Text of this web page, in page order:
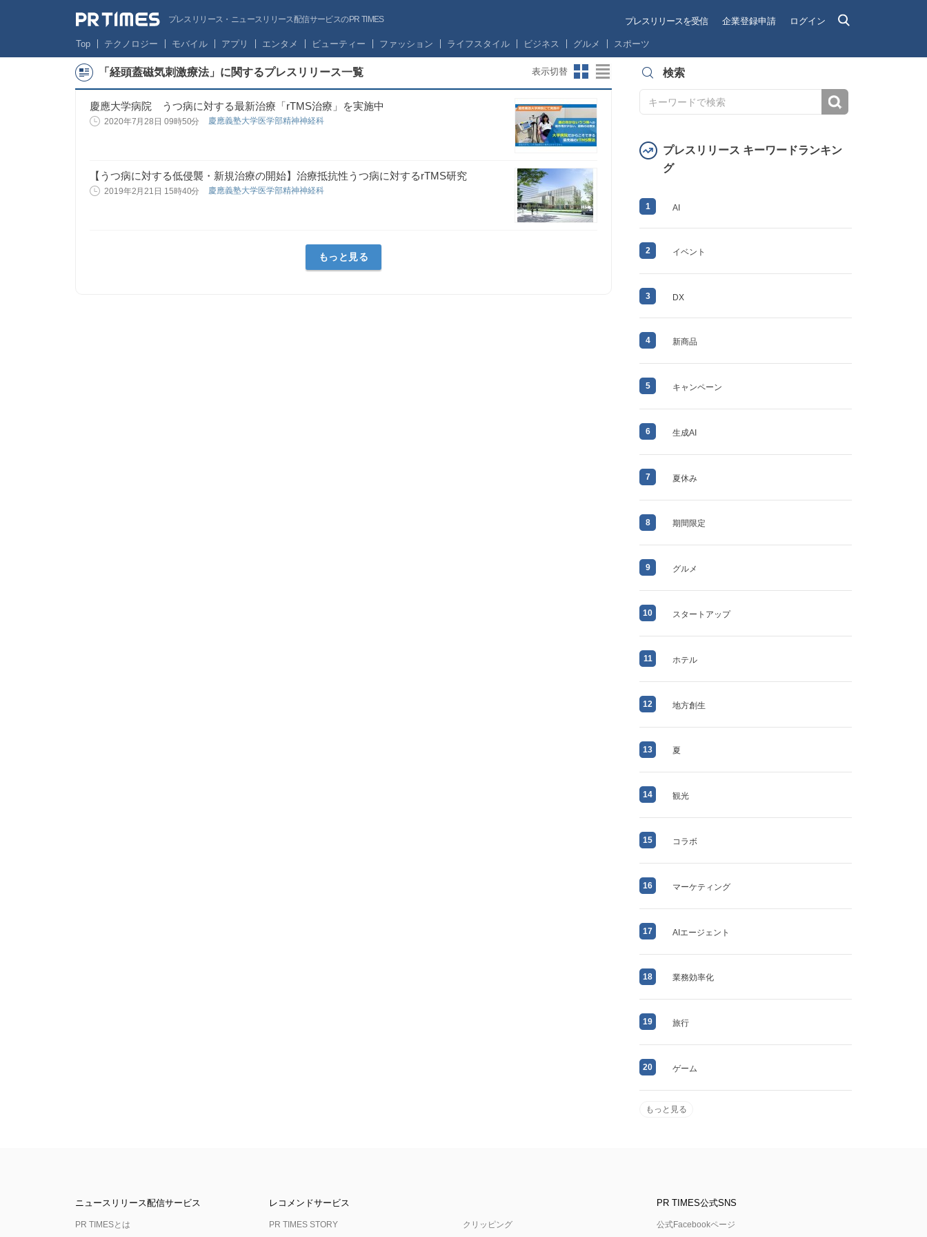
プレスリリース・ニュースリリース配信サービスのPR TIMES プレスリリースを受信 企業登録申請 ログイン
Top テクノロジー モバイル アプリ エンタメ ビューティー ファッション ライフスタイル ビジネス グルメ スポーツ
「経頭蓋磁気刺激療法」に関するプレスリリース一覧 表示切替
慶應大学病院 うつ病に対する最新治療「rTMS治療」を実施中
2020年7月28日 09時50分 慶應義塾大学医学部精神神経科
【うつ病に対する低侵襲・新規治療の開始】治療抵抗性うつ病に対するrTMS研究
2019年2月21日 15時40分 慶應義塾大学医学部精神神経科
もっと見る
検索
プレスリリース キーワードランキン
グ
1 AI
2 イベント
3 DX
4 新商品
5 キャンペーン
6 生成AI
7 夏休み
8 期間限定
9 グルメ
10 スタートアップ
11 ホテル
12 地方創生
13 夏
14 観光
15 コラボ
16 マーケティング
17 AIエージェント
18 業務効率化
19 旅行
20 ゲーム
もっと見る
ニュースリリース配信サービス
PR TIMESとは
レコメンドサービス
PR TIMES STORY クリッピング
PR TIMES公式SNS
公式Facebookページ